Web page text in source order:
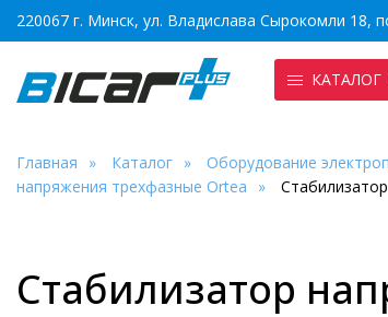
220067 г. Минск, ул. Владислава Сырокомли 18,
КАТАЛОГ
Главная Каталог Оборудование
напряжения трехфазные Ortea
Стабилизатор